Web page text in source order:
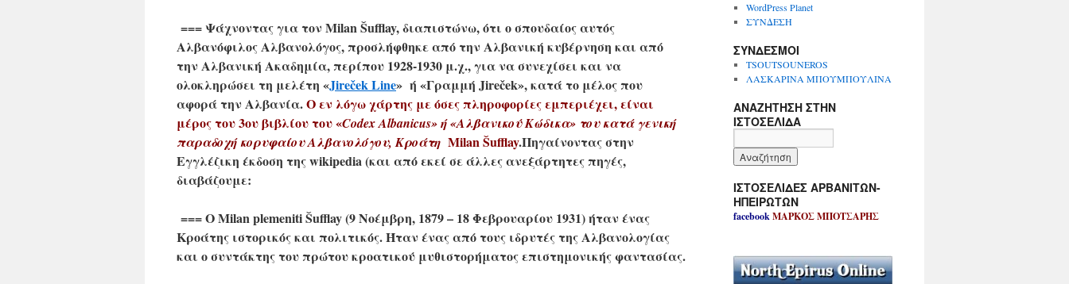
=== Ψάχνοντας για τον Milan Šufflay, διαπιστώνω, ότι ο σπουδαίος αυτός
Αλβανόφιλος Αλβανολόγος, προσλήφθηκε από την Αλβανική κυβέρνηση και από
την Αλβανική Ακαδημία, περίπου 1928-1930 μ.χ., για να συνεχίσει και να
ολοκληρώσει τη μελέτη «Jireček Line» ή «Γραμμή Jireček», κατά το μέλος που
αφορά την Αλβανία.Ο εν λόγω χάρτης με όσες πληροφορίες εμπεριέχει, είναι
μέρος του 3ου βιβλίου του«Codex Αlbanicus» ή «Αλβανικού Κώδικα» του κατά γενική
παραδοχή κορυφαίου Αλβανολόγου, Κροάτη Milan Šufflay.Πηγαίνοντας στην
Εγγλέζικη έκδοση της wikipedia (και από εκεί σε άλλες ανεξάρτητες πηγές,
διαβάζουμε:
=== ΟΜilanplemenitiŠufflay(9 Νοέμβρη, 1879 – 18 Φεβρουαρίου 1931) ήταν ένας
Κροάτης ιστορικός και πολιτικός.Ήταν ένας από τους ιδρυτές της Αλβανολογίας
και ο συντάκτης του πρώτου κροατικού μυθιστορήματος επιστημονικής φαντασίας.
WordPress Planet
ΣΥΝΔΕΣΗ
ΣΥΝΔΕΣΜΟΙ
TSOUTSOUNEROS
ΛΑΣΚΑΡΙΝΑ ΜΠΟΥΜΠΟΥΛΙΝΑ
ΑΝΑΖΗΤΗΣΗ ΣΤΗΝ
ΙΣΤΟΣΕΛΙΔΑ
ΙΣΤΟΣΕΛΙΔΕΣ ΑΡΒΑΝΙΤΩΝ-
ΗΠΕΙΡΩΤΩΝ
facebookΜΑΡΚΟΣ ΜΠΟΤΣΑΡΗΣ